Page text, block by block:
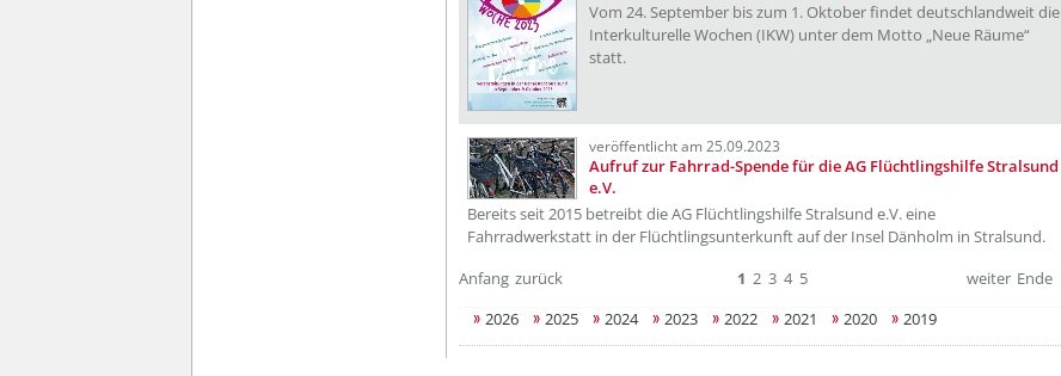
Vom 24. September bis zum 1. Oktober findet deutschlandweit die
Interkulturelle Wochen (IKW) unter dem Motto „Neue Räume“
statt.
veröffentlicht am 25.09.2023
Aufruf zur Fahrrad-Spende für die AG Flüchtlingshilfe Stralsund
e.V.
Bereits seit 2015 betreibt die AG Flüchtlingshilfe Stralsund e.V. eine
Fahrradwerkstatt in der Flüchtlingsunterkunft auf der Insel Dänholm in Stralsund.
Anfang zurück 1 2 3 4 5 weiter Ende
2026
2025 2024 2023 2022 2021 2020 2019